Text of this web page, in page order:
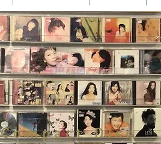
Compact Disc